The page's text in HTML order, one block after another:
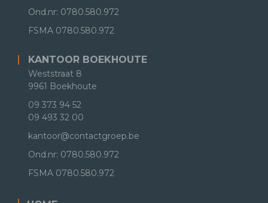
Ond.nr: 0780.580.972
FSMA 0780.580.972
KANTOOR BOEKHOUTE
Weststraat 8
9961 Boekhoute
09 373 94 52
09 493 32 00
kantoor@contactgroep.be
Ond.nr: 0780.580.972
FSMA 0780.580.972